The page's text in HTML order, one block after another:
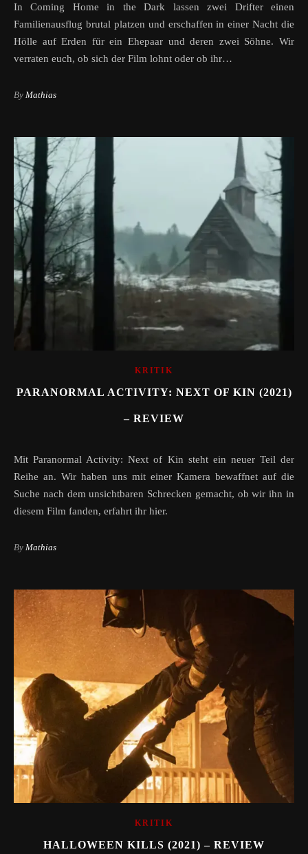
In Coming Home in the Dark lassen zwei Drifter einen
Familienausflug brutal platzen und erschaffen in einer Nacht die
Hölle auf Erden für ein Ehepaar und deren zwei Söhne. Wir
verraten euch, ob sich der Film lohnt oder ob ihr…
By Mathias
KRITIK
PARANORMAL ACTIVITY: NEXT OF KIN (2021)
– REVIEW
Mit Paranormal Activity: Next of Kin steht ein neuer Teil der
Reihe an. Wir haben uns mit einer Kamera bewaffnet auf die
Suche nach dem unsichtbaren Schrecken gemacht, ob wir ihn in
diesem Film fanden, erfahrt ihr hier.
By Mathias
KRITIK
HALLOWEEN KILLS (2021) – REVIEW